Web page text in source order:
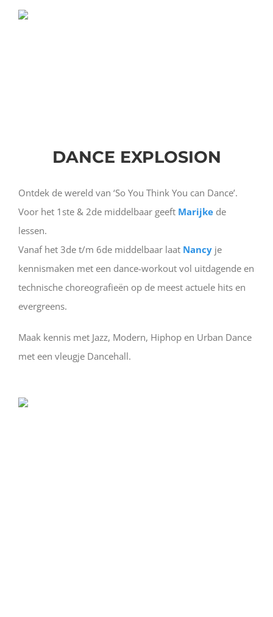
DANCE EXPLOSION
Ontdek de wereld van ‘So You Think You can Dance’.
Voor het 1ste & 2de middelbaar geeft Marijke de
lessen.
Vanaf het 3de t/m 6de middelbaar laat Nancy je
kennismaken met een dance-workout vol uitdagende en
technische choreografieën op de meest actuele hits en
evergreens.
Maak kennis met Jazz, Modern, Hiphop en Urban Dance
met een vleugje Dancehall.